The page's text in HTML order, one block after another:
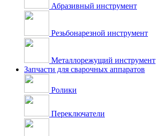
Абразивный инструмент
Резьбонарезной инструмент
Металлорежущий инструмент
Запчасти для сварочных аппаратов
Ролики
Переключатели